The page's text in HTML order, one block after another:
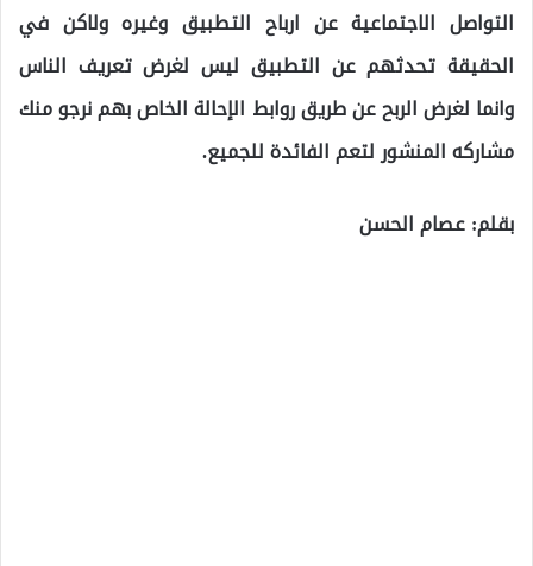
التواصل الاجتماعية عن ارباح التطبيق وغيره ولاكن في
الحقيقة تحدثهم عن التطبيق ليس لغرض تعريف الناس
وانما لغرض الربح عن طريق روابط الإحالة الخاص بهم نرجو منك
مشاركه المنشور لتعم الفائدة للجميع.
بقلم: عصام الحسن